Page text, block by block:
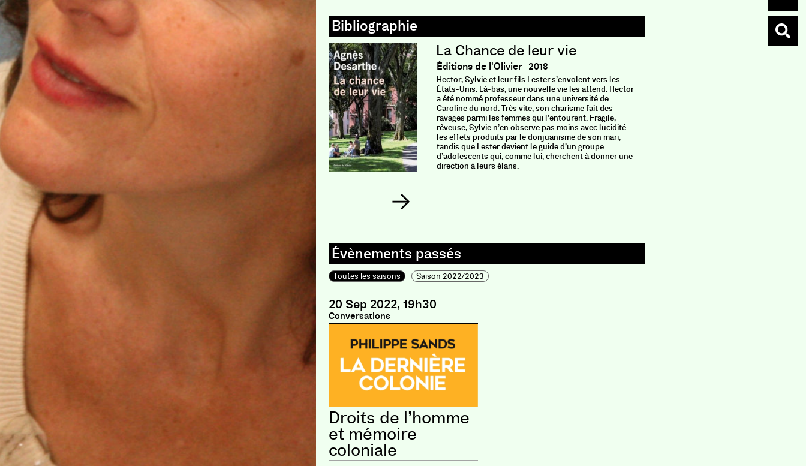
La Chance de leur vie
Éditions de l'Olivier 2018
Hector, Sylvie et leur fils Lester s’envolent vers les
États-Unis. Là-bas, une nouvelle vie les attend. Hector
a été nommé professeur dans une université de
Caroline du nord. Très vite, son charisme fait des
ravages parmi les femmes qui l’entourent. Fragile,
rêveuse, Sylvie n’en observe pas moins avec lucidité
les effets produits par le donjuanisme de son mari,
tandis que Lester devient le guide d’un groupe
d’adolescents qui, comme lui, cherchent à donner une
direction à leurs élans.
Ce
Toutes les saisons Saison 2022/2023
20 Sep 2022, 19h30
Conversations
Droits de l’homme
et mémoire
coloniale